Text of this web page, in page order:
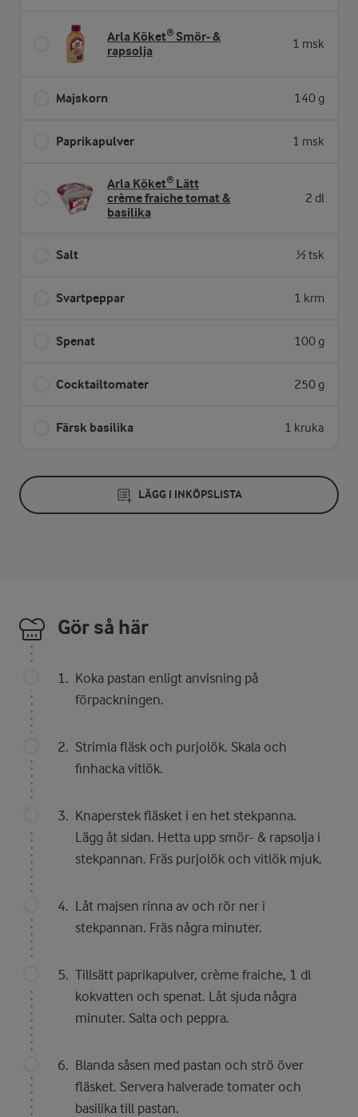
Arla Köket® Smör- &
rapsolja
1 msk
Majskorn 140 g
Paprikapulver 1 msk
Arla Köket® Lätt
crème fraiche tomat &
basilika
2 dl
Salt ½ tsk
Svartpeppar 1 krm
Spenat 100 g
Cocktailtomater 250 g
Färsk basilika 1 kruka
LÄGG I INKÖPSLISTA
Gör så här
Koka pastan enligt anvisning på
förpackningen.
Strimla fläsk och purjolök. Skala och
finhacka vitlök.
Knaperstek fläsket i en het stekpanna.
Lägg åt sidan. Hetta upp smör- & rapsolja i
stekpannan. Fräs purjolök och vitlök mjuk.
Låt majsen rinna av och rör ner i
stekpannan. Fräs några minuter.
Tillsätt paprikapulver, crème fraiche, 1 dl
kokvatten och spenat. Låt sjuda några
minuter. Salta och peppra.
Blanda såsen med pastan och strö över
fläsket. Servera halverade tomater och
basilika till pastan.